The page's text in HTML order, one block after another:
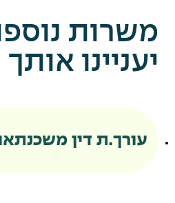
משרות
יעניינו אותך
עורך.ת דין